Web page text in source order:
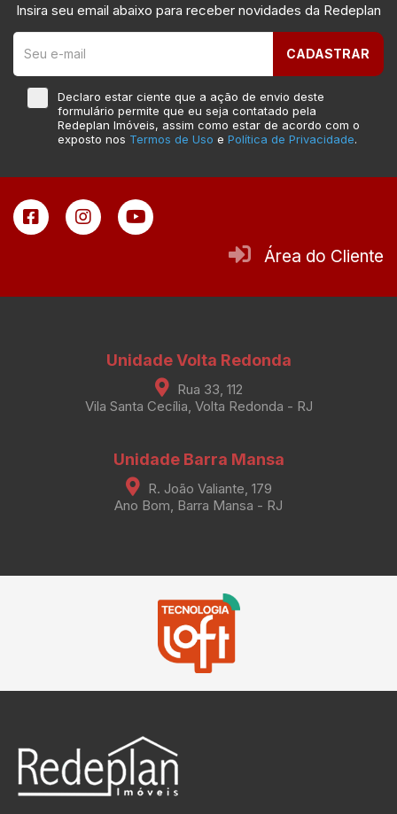
Insira seu email abaixo para receber novidades da Redeplan
CADASTRAR
Declaro estar ciente que a ação de envio deste
formulário permite que eu seja contatado pela
Redeplan Imóveis, assim como estar de acordo com o
exposto nos Termos de Uso e Política de Privacidade.
Área do Cliente
Unidade Volta Redonda
Rua 33, 112
Vila Santa Cecília, Volta Redonda - RJ
Unidade Barra Mansa
R. João Valiante, 179
Ano Bom, Barra Mansa - RJ